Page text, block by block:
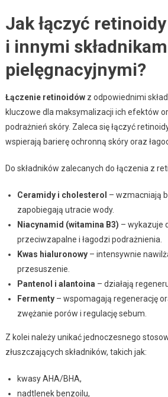
Jak łączyć
i innymi
pielęgnacyjnymi?
Łączenie retinoidówz odpowiednimi
kluczowe dla maksymalizacji ich efektów
podrażnień skóry. Zaleca się łączyć
wspierają barierę ochronną skóry oraz
Do składników zalecanych do łączenia z
Ceramidy i cholesterol – wzmacniają
zapobiegają utracie wody.
Niacynamid (witamina B3) – wykazuje
przeciwzapalne i łagodzi podrażnienia.
Kwas hialuronowy– intensywnie
przesuszenie.
Pantenol i alantoina – działają
Fermenty– wspomagają regenerację
zwężanie porów i regulację sebum.
Z kolei należy unikać jednoczesnego
złuszczających składników, takich jak:
kwasy AHA/BHA,
nadtlenek benzoilu,